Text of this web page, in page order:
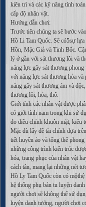
kiên trì và các kỹ năng tính
cấp độ nhân vật.
Hướng dẫn chơi:
Trước tiên chúng ta sẽ bước
Hồ Li Tam Quốc. Sẽ có5sự
Hồn, Mặc Giả và Tinh Bốc.
lý ở gần với sát thương lôi và
năng lực gây sát thương
với năng lực sát thương hỏa
năng gây sát thương ám và
thương lôi, hỏa, thổ.
Giới tính các nhân vật được
có giới tính nam trong khi sử
do điều chỉnh khuôn mặt, kiểu
Mặc dù lấy đề tài chính dựa
tiết huyền ảo và tổng thể
những công trình kiến trúc
hóa, trang phục của nhân vật
cách tân, mang lại những nét
Hồ Ly Tam Quốc còn có
hệ thống phụ bản tu luyện
người chơi sẽ không thể sử
luyện danh tướng, người chơi